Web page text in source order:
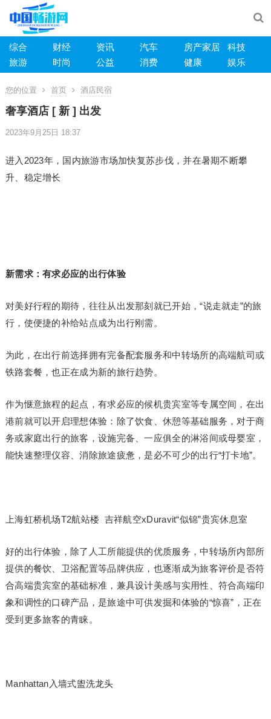
综合 财经 资讯 汽车 房产家居
科技
旅游
时尚 公益 消费 健康 娱乐
您的位置 首页 酒店民宿
奢享酒店 [ 新 ] 出发
2023年9月25日 18:37
进入2023年，国内旅游市场加快复苏步伐，并在暑期不断攀
升、稳定增长
新需求：有求必应的出行体验
对美好行程的期待，往往从出发那刻就已开始，“说走就走”的旅
行，使便捷的补给站点成为出行刚需。
为此，在出行前选择拥有完备配套服务和中转场所的高端航司或
铁路套餐，也正在成为新的旅行趋势。
作为惬意旅程的起点，有求必应的候机贵宾室等专属空间，在出
港前就可以开启理想体验：除了饮食、休憩等基础服务，对于商
务或家庭出行的旅客，设施完备、一应俱全的淋浴间或母婴室，
能快速整理仪容、消除旅途疲惫，是必不可少的出行“打卡地”。
上海虹桥机场T2航站楼 吉祥航空xDuravit“似锦”贵宾休息室
好的出行体验，除了人工所能提供的优质服务，中转场所内部所
提供的餐饮、卫浴配置等品牌供应，也逐渐成为旅客评价是否符
合高端贵宾室的基础标准，兼具设计美感与实用性、符合高端印
象和调性的口碑产品，是旅途中可供发掘和体验的“惊喜”，正在
受到更多旅客的青睐。
Manhattan入墙式盥洗龙头